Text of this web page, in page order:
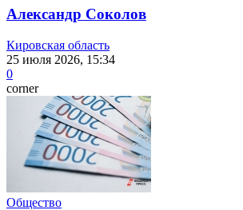
Александр Соколов
Кировская область
25 июля 2026, 15:34
0
corner
Общество